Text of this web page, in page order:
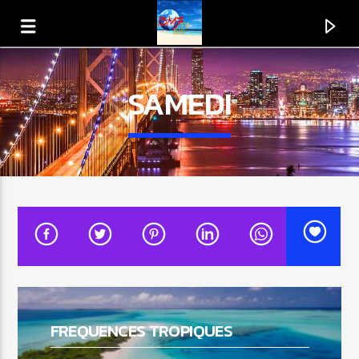
EN CE MOMENT
TITRE
ARTISTE
SAMEDI
FREQUENCES TROPIQUES